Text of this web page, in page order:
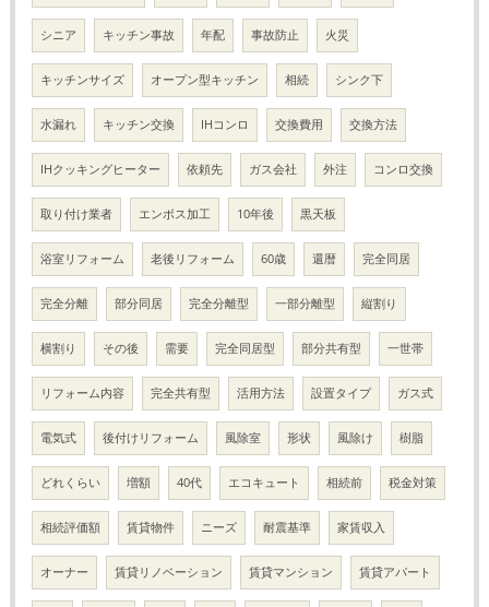
シニア キッチン事故 年配 事故防止 火災
キッチンサイズ オープン型キッチン 相続 シンク下
水漏れ キッチン交換 IHコンロ 交換費用 交換方法
IHクッキングヒーター 依頼先 ガス会社 外注 コンロ交換
取り付け業者 エンボス加工 10年後 黒天板
浴室リフォーム 老後リフォーム 60歳 還暦 完全同居
完全分離 部分同居 完全分離型 一部分離型 縦割り
横割り その後 需要 完全同居型 部分共有型 一世帯
リフォーム内容 完全共有型 活用方法 設置タイプ ガス式
電気式 後付けリフォーム 風除室 形状 風除け 樹脂
どれくらい 増額 40代 エコキュート 相続前 税金対策
相続評価額 賃貸物件 ニーズ 耐震基準 家賃収入
オーナー 賃貸リノベーション 賃貸マンション 賃貸アパート